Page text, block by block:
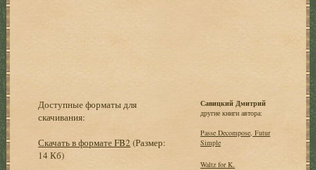
Доступные форматы для
скачивания:
Скачать в формате FB2 (Размер:
14 Кб)
Савицкий Дмитрий
другие книги автора:
Passe Decompose, Futur
Simple
Waltz for K.